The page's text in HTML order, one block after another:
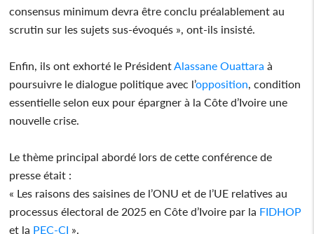
consensus minimum devra être conclu préalablement au
scrutin sur les sujets sus-évoqués », ont-ils insisté.
Enfin, ils ont exhorté le Président Alassane Ouattara à
poursuivre le dialogue politique avec l’opposition , condition
essentielle selon eux pour épargner à la Côte d’Ivoire une
nouvelle crise.
Le thème principal abordé lors de cette conférence de
presse était :
« Les raisons des saisines de l’ONU et de l’UE relatives au
processus électoral de 2025 en Côte d’Ivoire par la FIDHOP
et la PEC-CI ».